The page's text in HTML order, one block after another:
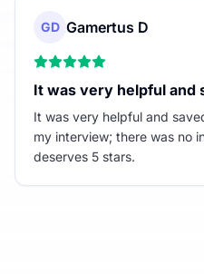
GD Gamertus D
It was very helpful and
It was very helpful and
my interview; there was no
deserves 5 stars.